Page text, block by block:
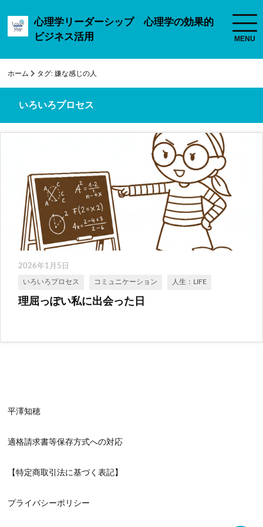
心理学リーダーシップ 心理学の効果的
ビジネス活用
ホーム タグ:嫌な感じの人
いろいろプロセス
2026年1月5日
いろいろプロセス コミュニケーション 人生：LIFE
理屈っぽい私に出会った日
平澤知穂
適格請求書等保存方式への対応
【特定商取引法に基づく表記】
プライバシーポリシー